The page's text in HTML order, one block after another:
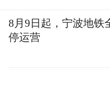
8月9日起，宁波地铁
停运营